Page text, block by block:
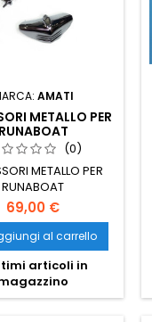
AMATI
METALLO PER
(0)
METALLO PER
RUNABOAT
69,00 €
al carrello
articoli in